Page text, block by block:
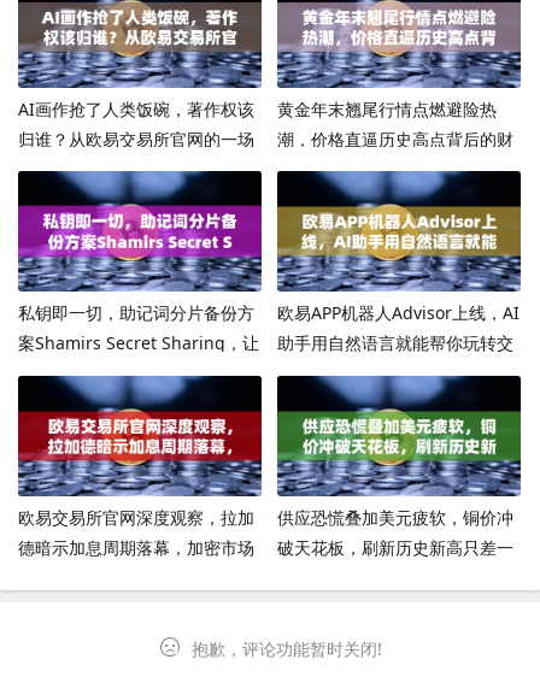
AI画作抢了人类饭碗，著作权该
归谁？从欧易交易所官网的一场
热议说起
黄金年末翘尾行情点燃避险热
潮，价格直逼历史高点背后的财
富密码
私钥即一切，助记词分片备份方
案Shamirs Secret Sharing，让
资产永不丢失
欧易APP机器人Advisor上线，AI
助手用自然语言就能帮你玩转交
易
欧易交易所官网深度观察，拉加
德暗示加息周期落幕，加密市场
供应恐慌叠加美元疲软，铜价冲
破天花板，刷新历史新高只差一
抱歉，评论功能暂时关闭!